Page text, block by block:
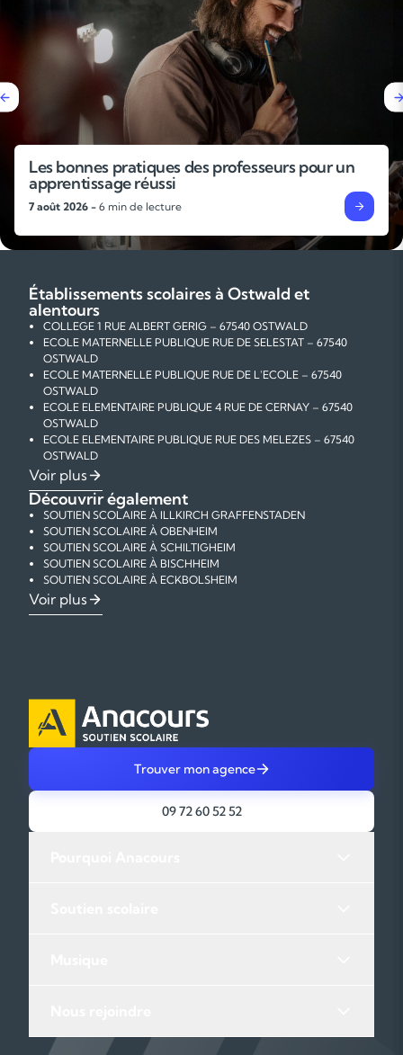
Les bonnes pratiques des professeurs pour un
apprentissage réussi
7 août 2026 - 6 min de lecture
Établissements scolaires à Ostwald et
alentours
COLLEGE 1 RUE ALBERT GERIG – 67540 OSTWALD
ECOLE MATERNELLE PUBLIQUE RUE DE SELESTAT – 67540
OSTWALD
ECOLE MATERNELLE PUBLIQUE RUE DE L'ECOLE – 67540
OSTWALD
ECOLE ELEMENTAIRE PUBLIQUE 4 RUE DE CERNAY – 67540
OSTWALD
ECOLE ELEMENTAIRE PUBLIQUE RUE DES MELEZES – 67540
OSTWALD
ECOLE ELEMENTAIRE PUBLIQUE 1 RUE DU MARECHAL FOCH –
67540 OSTWALD
Voir plus
Découvrir également
SOUTIEN SCOLAIRE À ILLKIRCH GRAFFENSTADEN
SOUTIEN SCOLAIRE À OBENHEIM
SOUTIEN SCOLAIRE À SCHILTIGHEIM
SOUTIEN SCOLAIRE À BISCHHEIM
SOUTIEN SCOLAIRE À ECKBOLSHEIM
SOUTIEN SCOLAIRE À OSTWALD
SOUTIEN SCOLAIRE À STRASBOURG
COURS PARTICULIERS DE MATHÉMATIQUES À OSTWALD
COURS PARTICULIERS DE PHYSIQUE-CHIMIE À OSTWALD
Voir plus
Trouver mon agence
09 72 60 52 52